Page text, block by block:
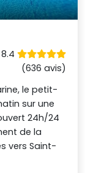
(636 avis)
le petit-
sur une
24h/24
de la
vers Saint-